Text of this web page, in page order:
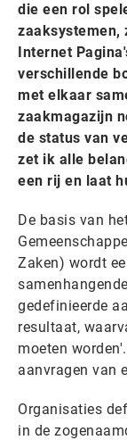
die een rol
zaaksystemen,
Internet
verschillende
met elkaar
zaakmagazijn
de status van
zet ik alle
een rij en laat
De basis van
Zaken) wordt
gedefinieerde
resultaat,
moeten
aanvragen van
Organisaties
in de